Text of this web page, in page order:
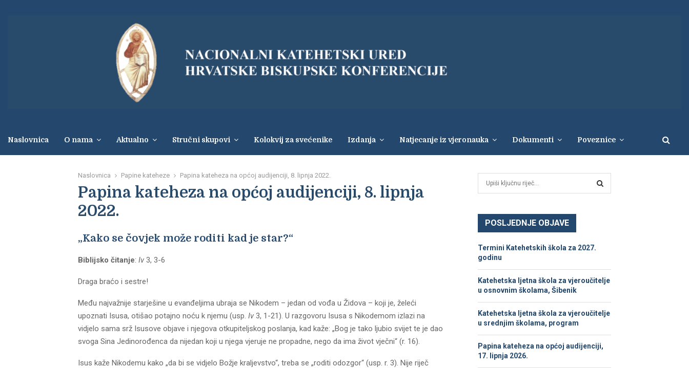
Naslovnica O nama Aktualno Stručni skupovi Kolokvij za svećenike Izdanja Natjecanje iz vjeronauka Dokumenti Poveznice
Naslovnica Papine kateheze Papina kateheza na općoj audijenciji, 8. lipnja 2022.
Papina kateheza na općoj audijenciji, 8. lipnja
2022.
„Kako se čovjek može roditi kad je star?“
Biblijsko čitanje: Iv 3, 3-6
Draga braćo i sestre!
Među najvažnije starješine u evanđeljima ubraja se Nikodem – jedan od vođa u Židova – koji je, želeći
upoznati Isusa, otišao potajno noću k njemu (usp. Iv 3, 1-21). U razgovoru Isusa s Nikodemom izlazi na
vidjelo sama srž Isusove objave i njegova otkupiteljskog poslanja, kad kaže: „Bog je tako ljubio svijet te je dao
svoga Sina Jedinorođenca da nijedan koji u njega vjeruje ne propadne, nego da ima život vječni“ (r. 16).
Isus kaže Nikodemu kako „da bi se vidjelo Božje kraljevstvo“, treba se „roditi odozgor“ (usp. r. 3). Nije riječ
h
r
C
POSLJEDNJE OBJAVE
Termini Katehetskih škola za 2027.
godinu
Katehetska ljetna škola za vjeroučitelje
u osnovnim školama, Šibenik
Katehetska ljetna škola za vjeroučitelje
u srednjim školama, program
Papina kateheza na općoj audijenciji,
17. lipnja 2026.